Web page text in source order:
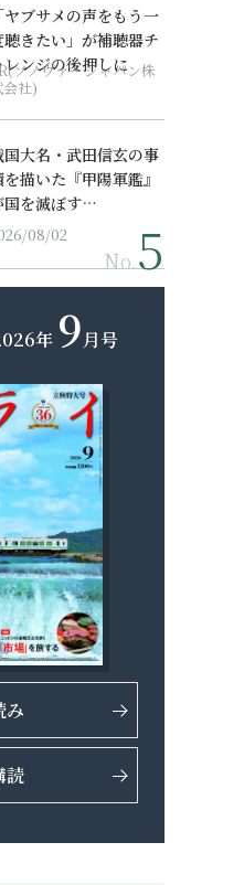
「ヤブサメの声をもう一
聴きたい」が補聴器チ
レンジの後押しに
ソノヴァ・ジャパン株
会社)
国大名・武田信玄の事
描いた『甲陽軍鑑』
国を滅ぼす…
08/02
No.
年 9月号
み
読